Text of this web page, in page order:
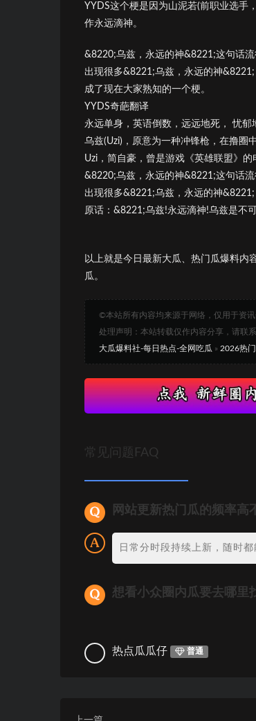
YYDS这个梗是因为山泥若(前职业选手
作永远滴神。
&8220;乌兹，永远的神&8221;这句话
出现很多&8221;乌兹，永远的神
成了现在大家熟知的一个梗。
YYDS奇葩翻译
永远单身，英语倒数，远远地死， 忧郁
乌兹(Uzi)，原意为一种冲锋枪，在撸圈
Uzi，简自豪，曾是游戏《英雄联盟》的
&8220;乌兹，永远的神&8221;这句话
出现很多&8221;乌兹，永远的神
原话：&8221;乌兹!永远滴神!乌兹是不
以上就是今日最新大瓜、热门瓜爆料内
瓜。
©本站所有内容均来源于网络，仅用于资讯
处理声明：本站转载仅作内容分享，请联
大瓜爆料社-每日热点-全网吃瓜 » 2026热
常见问题FAQ
网站更新热门瓜的频率高
日常分时段持续上新，随时都
想看小众圈内瓜要去哪里
热点瓜瓜仔 普通